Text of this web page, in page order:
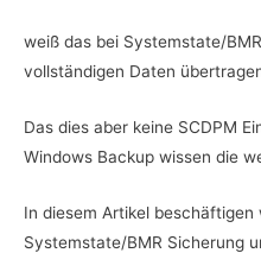
weiß das bei Systemstate/
vollständigen Daten
Das dies aber keine SCDPM
Windows Backup wissen die
In diesem Artikel
Systemstate/BMR Sicherung